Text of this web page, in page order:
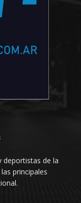
deportistas de la
principales